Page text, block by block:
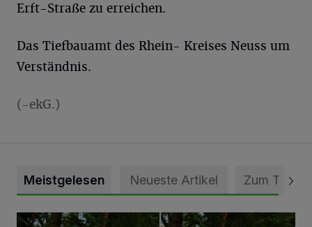
Erft-Straße zu erreichen.
Das Tiefbauamt des Rhein- Kreises Neuss um
Verständnis.
(-ekG.)
Meistgelesen Neueste Artikel Zum Thema
Jubiläumsausgabe des Traditions-Tennisturniers